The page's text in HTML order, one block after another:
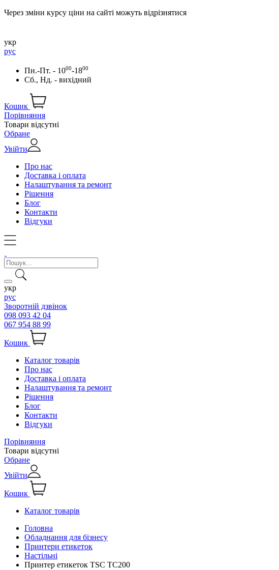
Через зміни курсу ціни на сайті можуть відрізнятися
укр
рус
Пн.-Пт. - 1000-1800
Сб., Нд. - вихідний
Кошик
Порівняння
Товари відсутні
Обране
Увійти
Про нас
Доставка і оплата
Налаштування та ремонт
Рішення
Блог
Контакти
Відгуки
укр
рус
Зворотній дзвінок
098 093 42 04
067 954 88 99
Кошик
Каталог товарів
Про нас
Доставка і оплата
Налаштування та ремонт
Рішення
Блог
Контакти
Відгуки
Порівняння
Товари відсутні
Обране
Увійти
Кошик
Каталог товарів
Головна
Обладнання для бізнесу
Принтери етикеток
Настільні
Принтер етикеток TSC TC200